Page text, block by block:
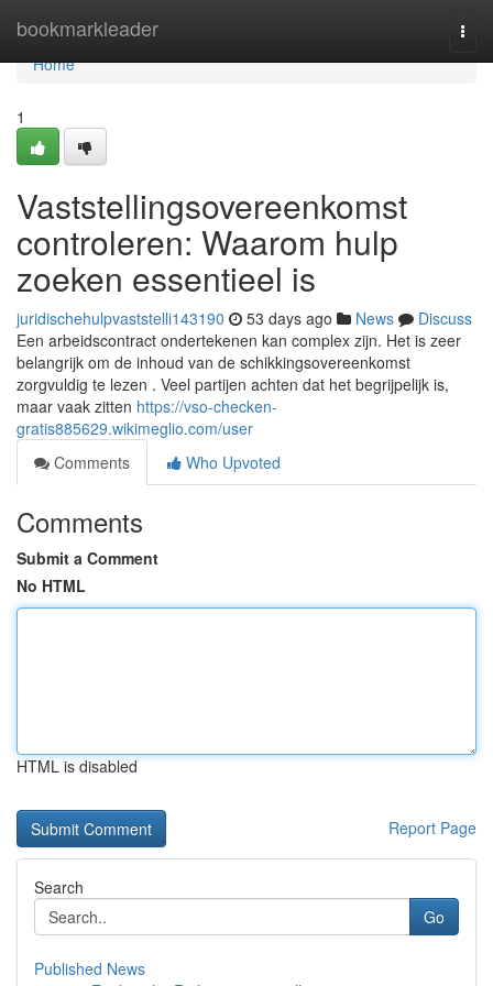
bookmarkleader
Home
Home
1
Vaststellingsovereenkomst
controleren: Waarom hulp
zoeken essentieel is
juridischehulpvaststelli143190 53 days ago News
Discuss
Een arbeidscontract ondertekenen kan complex zijn. Het is zeer
belangrijk om de inhoud van de schikkingsovereenkomst
zorgvuldig te lezen . Veel partijen achten dat het begrijpelijk is,
maar vaak zitten https://vso-checken-
gratis885629.wikimeglio.com/user
Comments
Who Upvoted
Comments
Submit a Comment
No HTML
HTML is disabled
Report Page
Search
Go
Published News